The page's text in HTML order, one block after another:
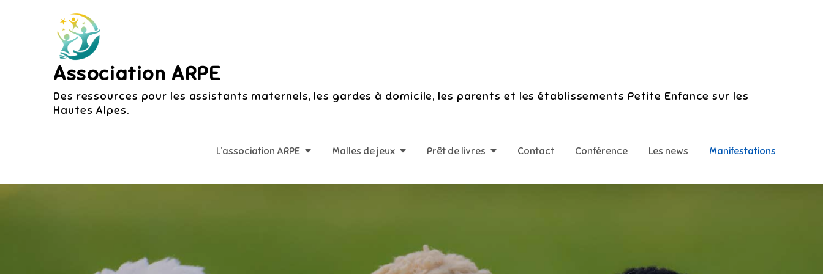
Association ARPE
Des ressources pour les assistants maternels, les gardes à domicile, les parents et les établissements Petite Enfance sur les
Hautes Alpes.
L’association ARPE Malles de jeux Prêt de livres Contact Conférence Les news Manifestations